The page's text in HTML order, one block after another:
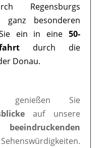
Regensburgs
besonderen
ein in eine 50-
durch die
Donau.
Sie
auf unsere
beeindruckenden